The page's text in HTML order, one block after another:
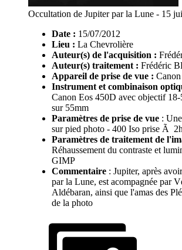
Occultation de Jupiter par la Lune - 15
Date : 15/07/2012
Lieu : La Chevrolière
Auteur(s) de l'acquisition :
Auteur(s) traitement : Frédéric
Appareil de prise de vue :
Instrument et combinaison
Canon Eos 450D avec objectif
sur 55mm
Paramètres de prise de vue :
sur pied photo - 400 Iso prise Ã
Paramètres de traitement de
Réhaussement du contraste et
GIMP
Commentaire : Jupiter, après
par la Lune, est acompagnée par
Aldébaran, ainsi que l'amas des
de la photo